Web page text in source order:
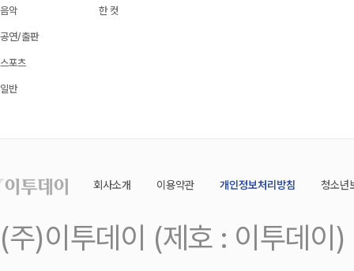
음악
공연/출판
스포츠
일반
한 컷
회사소개 이용약관 개인정보처리방침 청소년
(주)이투데이 (제호 : 이투데